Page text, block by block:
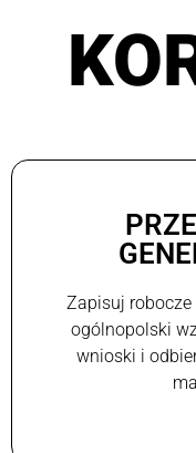
Zapisuj
ogólnopolski
wnioski i